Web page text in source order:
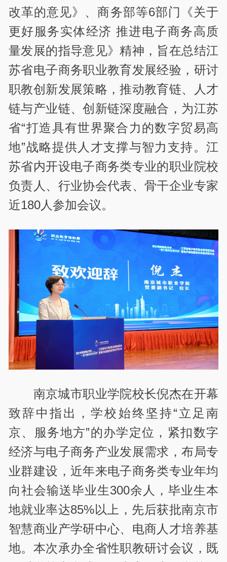
改革的意见》、商务部等6部门《关于
更好服务实体经济 推进电子商务高质
量发展的指导意见》精神，旨在总结江
苏省电子商务职业教育发展经验，研讨
职教创新发展策略，推动教育链、人才
链与产业链、创新链深度融合，为江苏
省“打造具有世界聚合力的数字贸易高
地”战略提供人才支撑与智力支持。江
苏省内开设电子商务类专业的职业院校
负责人、行业协会代表、骨干企业专家
近180人参加会议。
南京城市职业学院校长倪杰在开幕
致辞中指出，学校始终坚持“立足南
京、服务地方”的办学定位，紧扣数字
经济与电子商务产业发展需求，布局专
业群建设，近年来电子商务类专业年均
向社会输送毕业生300余人，毕业生本
地就业率达85%以上，先后获批南京市
智慧商业产学研中心、电商人才培养基
地。本次承办全省性职教研讨会议，既